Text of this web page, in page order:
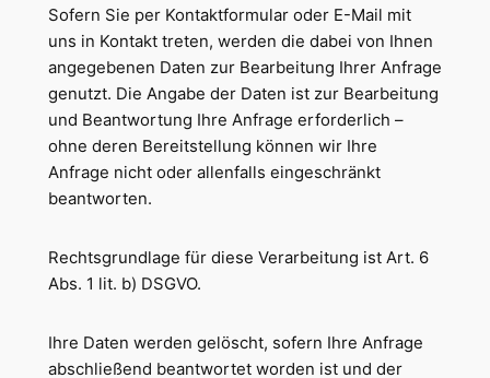
Sofern Sie per Kontaktformular oder E-Mail mit
uns in Kontakt treten, werden die dabei von Ihnen
angegebenen Daten zur Bearbeitung Ihrer Anfrage
genutzt. Die Angabe der Daten ist zur Bearbeitung
und Beantwortung Ihre Anfrage erforderlich –
ohne deren Bereitstellung können wir Ihre
Anfrage nicht oder allenfalls eingeschränkt
beantworten.
Rechtsgrundlage für diese Verarbeitung ist Art. 6
Abs. 1 lit. b) DSGVO.
Ihre Daten werden gelöscht, sofern Ihre Anfrage
abschließend beantwortet worden ist und der